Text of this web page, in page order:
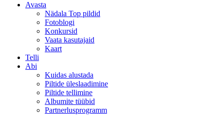
Avasta
Nädala Top pildid
Fotoblogi
Konkursid
Vaata kasutajaid
Kaart
Telli
Abi
Kuidas alustada
Piltide üleslaadimine
Piltide tellimine
Albumite tüübid
Partnerlusprogramm